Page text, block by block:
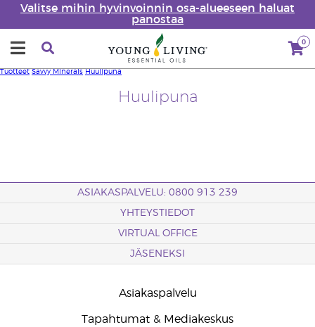
Valitse mihin hyvinvoinnin osa-alueeseen haluat
panostaa
0
Huulipuna
Tuotteet Savvy Minerals Huulipuna
ASIAKASPALVELU: 0800 913 239
YHTEYSTIEDOT
VIRTUAL OFFICE
JÄSENEKSI
Asiakaspalvelu
Tapahtumat & Mediakeskus